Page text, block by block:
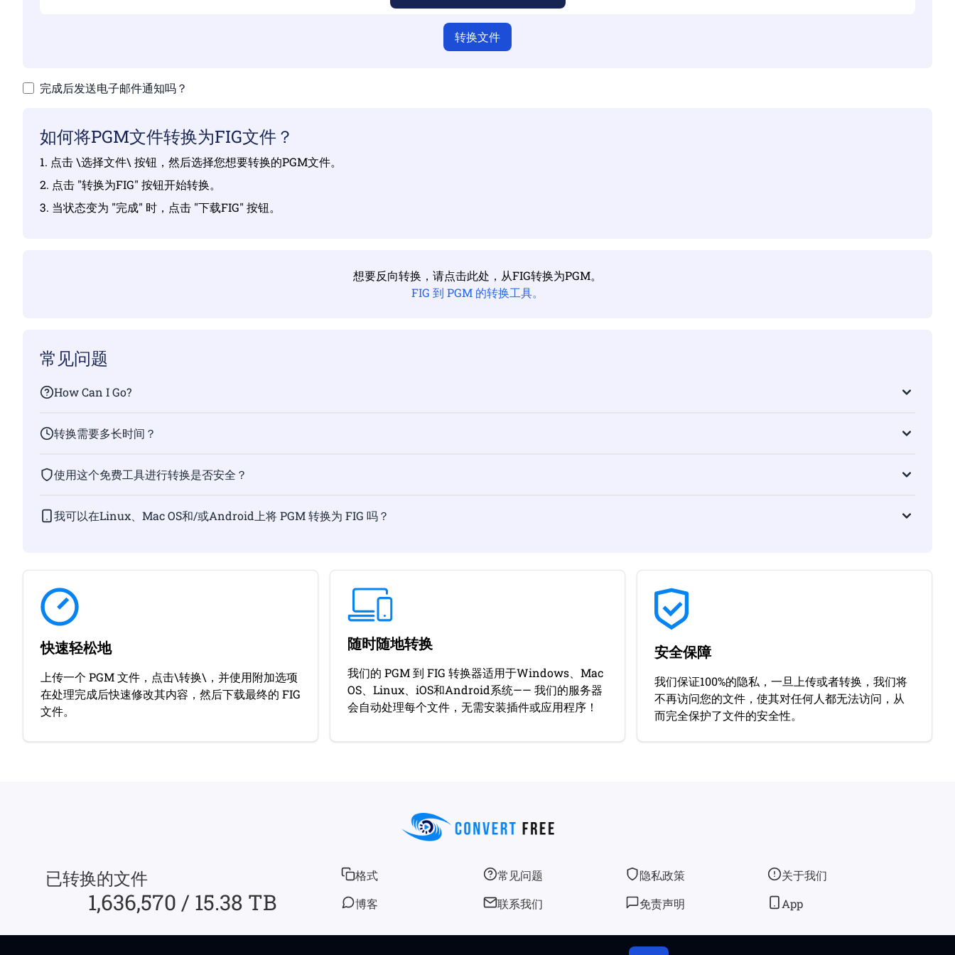
转换文件
完成后发送电子邮件通知吗？
如何将PGM文件转换为FIG文件？
1. 点击 \选择文件\ 按钮，然后选择您想要转换的PGM文件。
2. 点击 "转换为FIG" 按钮开始转换。
3. 当状态变为 "完成" 时，点击 "下载FIG" 按钮。
想要反向转换，请点击此处，从FIG转换为PGM。
FIG 到 PGM 的转换工具。
常见问题
How Can I Go?
转换需要多长时间？
使用这个免费工具进行转换是否安全？
我可以在Linux、Mac OS和/或Android上将 PGM 转换为 FIG 吗？
快速轻松地
上传一个 PGM 文件，点击\转换\，并使用附加选项
在处理完成后快速修改其内容，然后下载最终的 FIG
文件。
随时随地转换
我们的 PGM 到 FIG 转换器适用于Windows、Mac
OS、Linux、iOS和Android系统—— 我们的服务器
会自动处理每个文件，无需安装插件或应用程序！
安全保障
我们保证100%的隐私，一旦上传或者转换，我们将
不再访问您的文件，使其对任何人都无法访问，从
而完全保护了文件的安全性。
已转换的文件
1,636,570 / 15.38 TB
格式
博客
常见问题
联系我们
隐私政策
免责声明
关于我们
App